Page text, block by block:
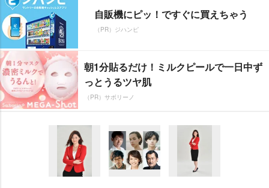
自販機にピッ！ですぐに買えちゃう
（PR）ジハンピ
朝1分貼るだけ！ミルクピールで一日中ず
っとうるツヤ肌
（PR）サボリーノ